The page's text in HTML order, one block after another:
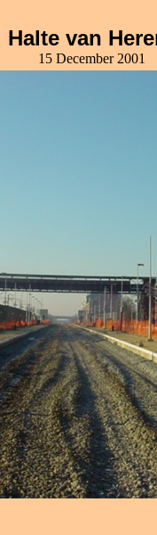
Halte van
15 December 2001